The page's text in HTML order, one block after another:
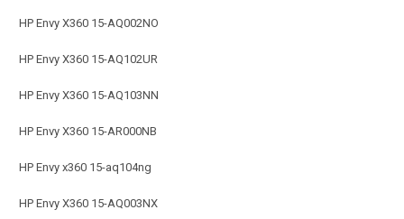
HP Envy X360 15-AQ002NO
HP Envy X360 15-AQ102UR
HP Envy X360 15-AQ103NN
HP Envy X360 15-AR000NB
HP Envy x360 15-aq104ng
HP Envy X360 15-AQ003NX